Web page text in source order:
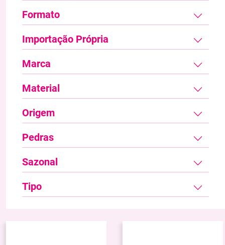
Formato
Importação Própria
Marca
Material
Origem
Pedras
Sazonal
Tipo